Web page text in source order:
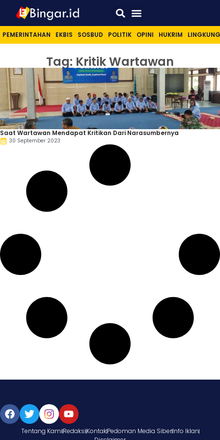
PEMERINTAHAN EKBIS SOSBUD POLITIK OPINI HUKRIM
Tag: Kritik Wartawan
Saat Wartawan Mendapat Kritikan Dari Narasumbernya
30 September 2023
Tentang KamiRedaksiKontakPedoman Media SiberInfo Iklan